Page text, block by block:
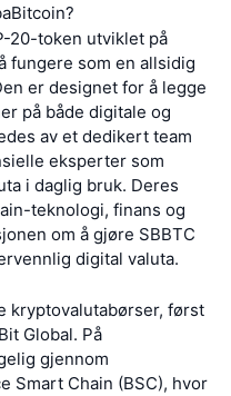
20-token utviklet på
fungere som en allsidig
er designet for å legge
på både digitale og
av et dedikert team
eksperter som
i daglig bruk. Deres
teknologi, finans og
om å gjøre SBBTC
digital valuta.
kryptovalutabørser, først
Global. På
gjennom
Smart Chain (BSC), hvor